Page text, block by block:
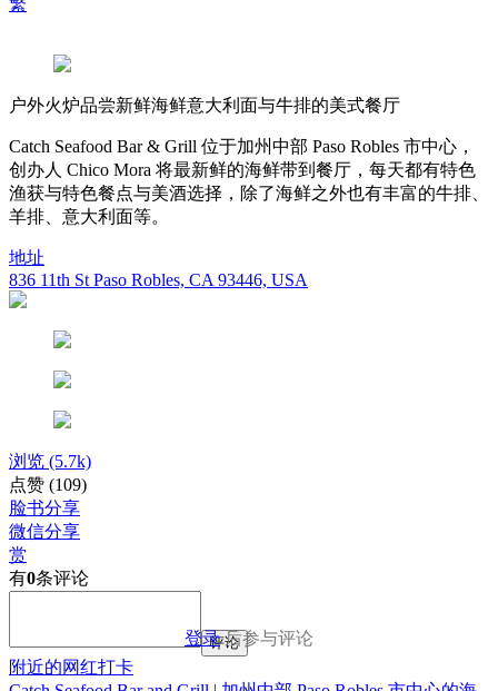
户外火炉品尝新鲜海鲜意大利面与牛排的美式餐厅
Catch Seafood Bar & Grill 位于加州中部 Paso Robles 市中心，
创办人 Chico Mora 将最新鲜的海鲜带到餐厅，每天都有特色
渔获与特色餐点与美酒选择，除了海鲜之外也有丰富的牛排、
羊排、意大利面等。
地址
836 11th St Paso Robles, CA 93446, USA
浏览 (5.7k)
点赞 (109)
脸书分享
微信分享
赏
有0条评论
登录后参与评论
评论
附近的网红打卡